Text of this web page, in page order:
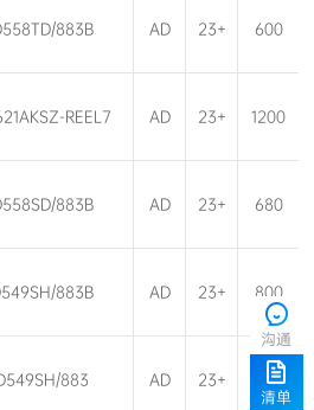
883B AD 23+ 600
REEL7 AD 23+ 1200
883B AD 23+ 680
883B AD 23+ 800
883 AD 23+ 460
沟通
清单